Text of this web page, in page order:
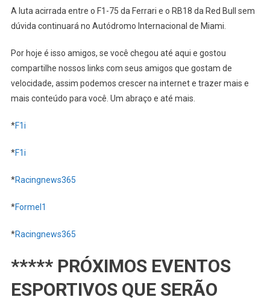
A luta acirrada entre o F1-75 da Ferrari e o RB18 da Red Bull sem
dúvida continuará no Autódromo Internacional de Miami.
Por hoje é isso amigos, se você chegou até aqui e gostou
compartilhe nossos links com seus amigos que gostam de
velocidade, assim podemos crescer na internet e trazer mais e
mais conteúdo para você. Um abraço e até mais.
*F1i
*F1i
*Racingnews365
*Formel1
*Racingnews365
***** PRÓXIMOS EVENTOS
ESPORTIVOS QUE SERÃO